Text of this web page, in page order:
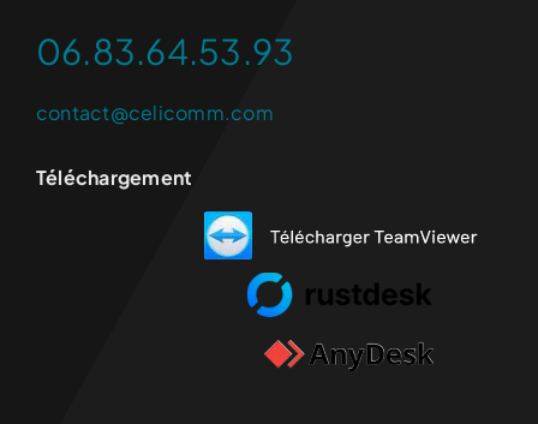
06.83.64.53.93
contact@celicomm.com
Téléchargement